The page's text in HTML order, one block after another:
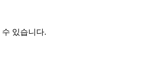
있습니다.